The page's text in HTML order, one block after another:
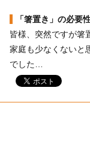
「箸置き」の必要
皆様、突然ですが箸
家庭も少なくないと
でした…